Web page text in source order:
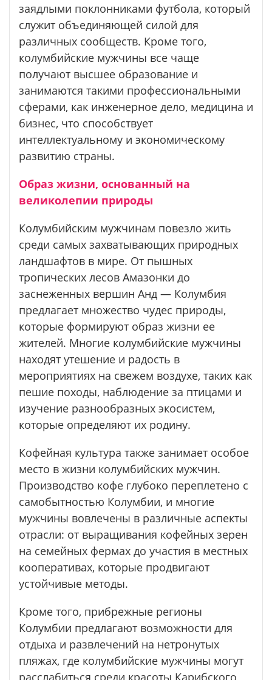
заядлыми поклонниками футбола, который
служит объединяющей силой для
различных сообществ. Кроме того,
колумбийские мужчины все чаще
получают высшее образование и
занимаются такими профессиональными
сферами, как инженерное дело, медицина и
бизнес, что способствует
интеллектуальному и экономическому
развитию страны.
Образ жизни, основанный на
великолепии природы
Колумбийским мужчинам повезло жить
среди самых захватывающих природных
ландшафтов в мире. От пышных
тропических лесов Амазонки до
заснеженных вершин Анд — Колумбия
предлагает множество чудес природы,
которые формируют образ жизни ее
жителей. Многие колумбийские мужчины
находят утешение и радость в
мероприятиях на свежем воздухе, таких как
пешие походы, наблюдение за птицами и
изучение разнообразных экосистем,
которые определяют их родину.
Кофейная культура также занимает особое
место в жизни колумбийских мужчин.
Производство кофе глубоко переплетено с
самобытностью Колумбии, и многие
мужчины вовлечены в различные аспекты
отрасли: от выращивания кофейных зерен
на семейных фермах до участия в местных
кооперативах, которые продвигают
устойчивые методы.
Кроме того, прибрежные регионы
Колумбии предлагают возможности для
отдыха и развлечений на нетронутых
пляжах, где колумбийские мужчины могут
расслабиться среди красоты Карибского